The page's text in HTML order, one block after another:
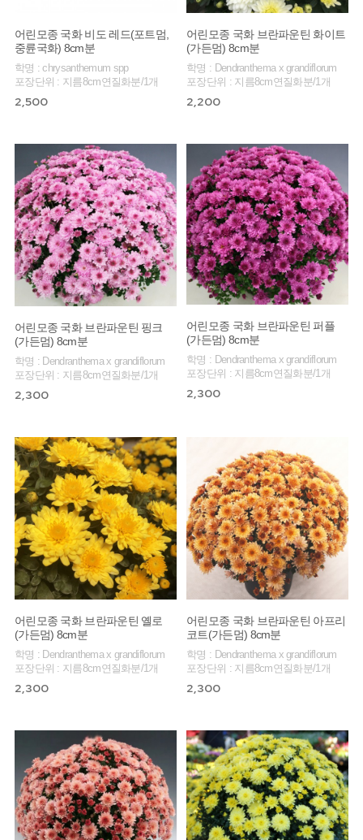
어린모종 국화 비도 레드(포트멈,
중륜국화) 8cm분
학명 : chrysanthemum spp
포장단위 : 지름8cm연질화분/1개
2,500
어린모종 국화 브란파운틴 화이트
(가든멈) 8cm분
학명 : Dendranthema x grandiflorum
포장단위 : 지름8cm연질화분/1개
2,200
어린모종 국화 브란파운틴 핑크
(가든멈) 8cm분
학명 : Dendranthema x grandiflorum
포장단위 : 지름8cm연질화분/1개
2,300
어린모종 국화 브란파운틴 퍼플
(가든멈) 8cm분
학명 : Dendranthema x grandiflorum
포장단위 : 지름8cm연질화분/1개
2,300
어린모종 국화 브란파운틴 옐로
(가든멈) 8cm분
학명 : Dendranthema x grandiflorum
포장단위 : 지름8cm연질화분/1개
2,300
어린모종 국화 브란파운틴 아프리
코트(가든멈) 8cm분
학명 : Dendranthema x grandiflorum
포장단위 : 지름8cm연질화분/1개
2,300